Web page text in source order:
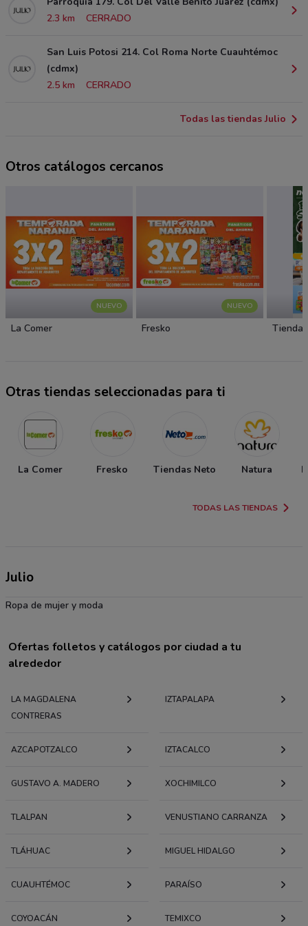
2.3 km
CERRADO
San Luis Potosi 214. Col Roma Norte Cuauhtémoc
(cdmx)
2.5 km
CERRADO
Todas las tiendas Julio
Otros catálogos cercanos
NUEVO
La Comer
NUEVO
Fresko
Otras tiendas seleccionadas para ti
La Comer Fresko Tiendas Neto Natura
TODAS LAS TIENDAS
Julio
Ropa de mujer y moda
Ofertas folletos y catálogos por ciudad a tu
alrededor
LA MAGDALENA
CONTRERAS
IZTAPALAPA
AZCAPOTZALCO IZTACALCO
GUSTAVO A. MADERO XOCHIMILCO
TLALPAN VENUSTIANO CARRANZA
TLÁHUAC MIGUEL HIDALGO
CUAUHTÉMOC PARAÍSO
COYOACÁN TEMIXCO